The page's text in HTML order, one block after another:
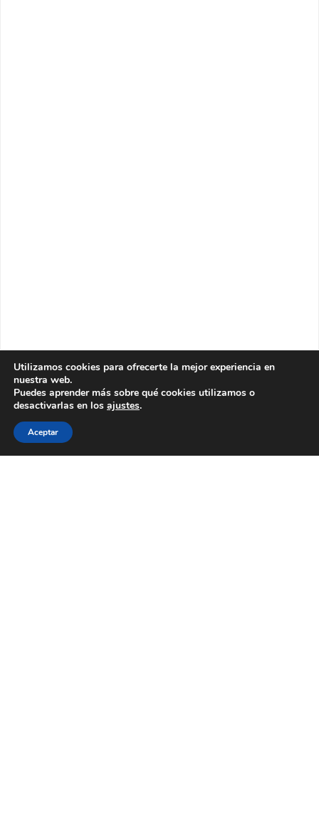
Utilizamos cookies para ofrecerte la mejor experiencia en
nuestra web.
Puedes aprender más sobre qué cookies utilizamos o
desactivarlas en los ajustes.
Aceptar